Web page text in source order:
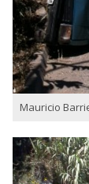
Mauricio